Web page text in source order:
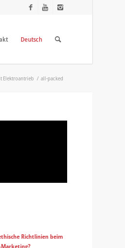
Deutsch
Elektroantrieb / all-packed
Richtlinien beim